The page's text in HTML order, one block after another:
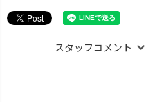
スタッフコメント